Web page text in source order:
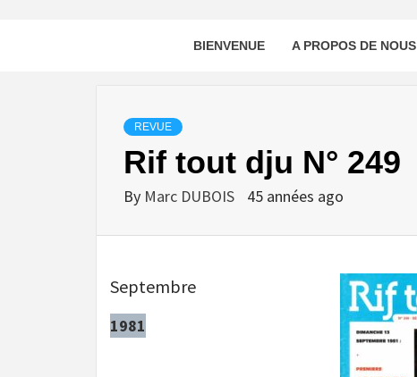
BIENVENUE A PROPOS DE NOUS
REVUE
Rif tout dju N° 249
By Marc DUBOIS 45 années ago
Septembre
1981